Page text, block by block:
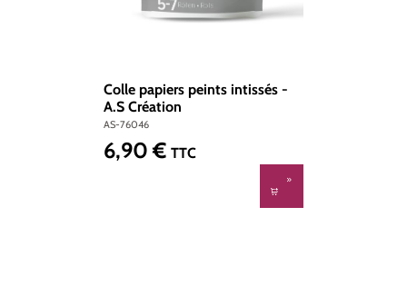
Colle papiers peints intissés -
A.S Création
AS-76046
Prix régulier :
6,90 € TTC